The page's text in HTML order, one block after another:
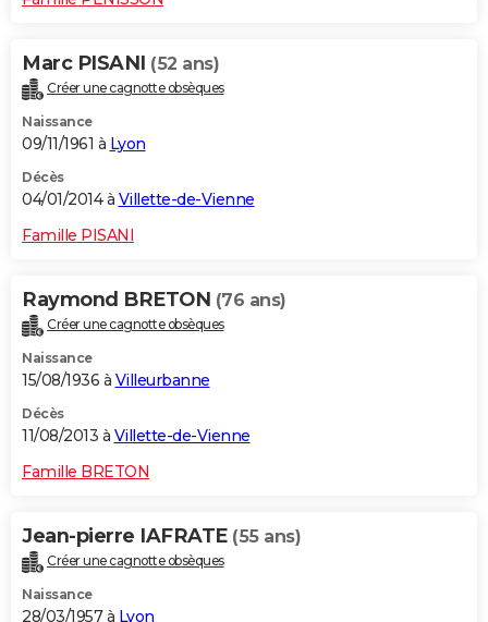
Marc PISANI (52 ans)
Créer une cagnotte obsèques
Naissance
09/11/1961 à Lyon
Décès
04/01/2014 à Villette-de-Vienne
Famille PISANI
Raymond BRETON (76 ans)
Créer une cagnotte obsèques
Naissance
15/08/1936 à Villeurbanne
Décès
11/08/2013 à Villette-de-Vienne
Famille BRETON
Jean-pierre IAFRATE (55 ans)
Créer une cagnotte obsèques
Naissance
28/03/1957 à Lyon